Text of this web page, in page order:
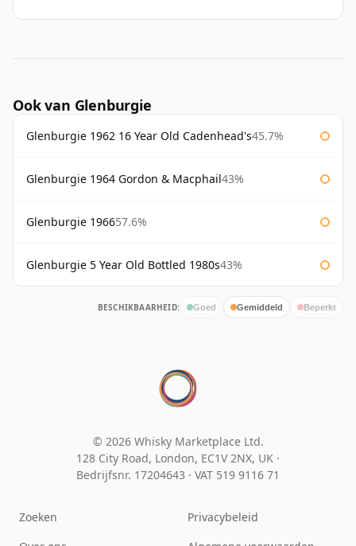
Ook van Glenburgie
Glenburgie 1962 16 Year Old Cadenhead's45.7%
Glenburgie 1964 Gordon & Macphail43%
Glenburgie 196657.6%
Glenburgie 5 Year Old Bottled 1980s43%
BESCHIKBAARHEID: Goed Gemiddeld Beperkt
© 2026 Whisky Marketplace Ltd.
128 City Road, London, EC1V 2NX, UK ·
Bedrijfsnr. 17204643 · VAT 519 9116 71
Zoeken
Privacybeleid